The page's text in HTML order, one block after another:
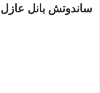
ساندوتش بانل